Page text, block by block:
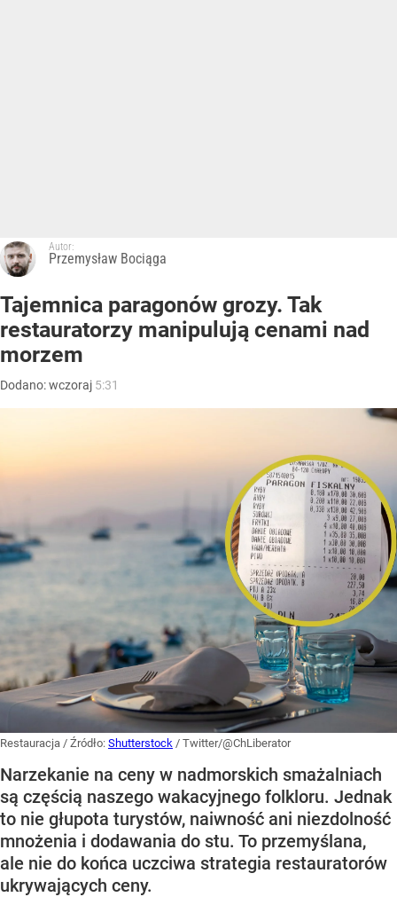
Autor:
Przemysław Bociąga
Tajemnica paragonów grozy. Tak
restauratorzy manipulują cenami nad
morzem
Dodano:wczoraj 5:31
Restauracja / Źródło: Shutterstock / Twitter/@ChLiberator
Narzekanie na ceny w nadmorskich smażalniach
są częścią naszego wakacyjnego folkloru. Jednak
to nie głupota turystów, naiwność ani niezdolność
mnożenia i dodawania do stu. To przemyślana,
ale nie do końca uczciwa strategia restauratorów
ukrywających ceny.